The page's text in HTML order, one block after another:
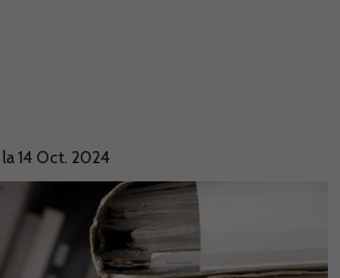
la 14 Oct. 2024